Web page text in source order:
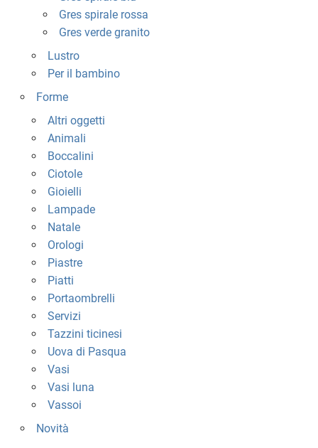
Gres spirale rossa
Gres verde granito
Lustro
Per il bambino
Forme
Altri oggetti
Animali
Boccalini
Ciotole
Gioielli
Lampade
Natale
Orologi
Piastre
Piatti
Portaombrelli
Servizi
Tazzini ticinesi
Uova di Pasqua
Vasi
Vasi luna
Vassoi
Novità